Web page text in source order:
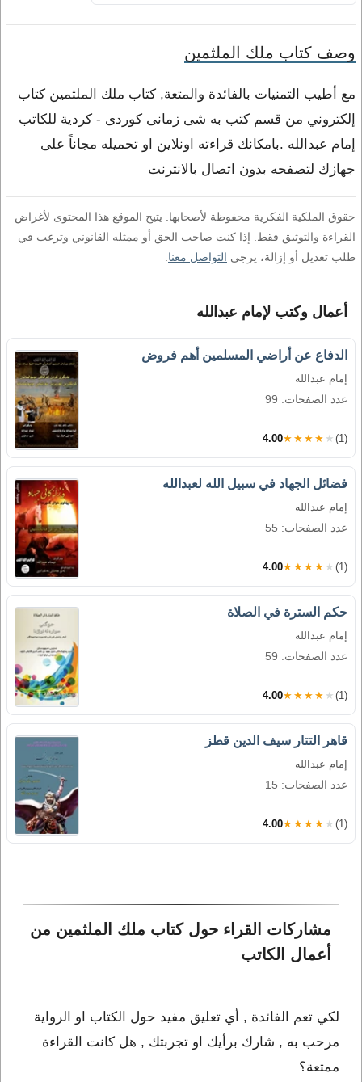
وصف كتاب ملك الملثمين
مع أطيب التمنيات بالفائدة والمتعة, كتاب ملك الملثمين كتاب
إلكتروني من قسم كتب به شى زمانى كوردى - كردية للكاتب
إمام عبدالله .بامكانك قراءته اونلاين او تحميله مجاناً على
جهازك لتصفحه بدون اتصال بالانترنت
حقوق الملكية الفكرية محفوظة لأصحابها. يتيح الموقع هذا المحتوى لأغراض
القراءة والتوثيق فقط. إذا كنت صاحب الحق أو ممثله القانوني وترغب في
طلب تعديل أو إزالة، يرجى التواصل معنا
أعمال وكتب لإمام عبدالله
الدفاع عن أراضي المسلمين أهم فروض
إمام عبدالله
عدد الصفحات: 99
4.00★★★★★ (1)
فضائل الجهاد في سبيل الله لعبدالله
إمام عبدالله
عدد الصفحات: 55
4.00★★★★★ (1)
حكم السترة في الصلاة
إمام عبدالله
عدد الصفحات: 59
4.00★★★★★ (1)
قاهر التتار سيف الدين قطز
إمام عبدالله
عدد الصفحات: 15
4.00★★★★★ (1)
مشاركات القراء حول كتاب ملك الملثمين من
أعمال الكاتب
لكي تعم الفائدة , أي تعليق مفيد حول الكتاب او الرواية
مرحب به , شارك برأيك او تجربتك , هل كانت القراءة
ممتعة؟